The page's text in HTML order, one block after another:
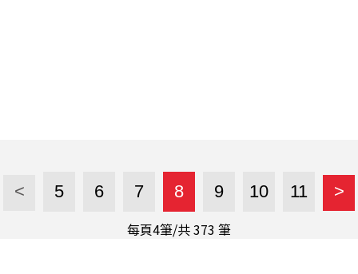
< 5 6 7 8 9 10 11 >
每頁4筆/共373 筆